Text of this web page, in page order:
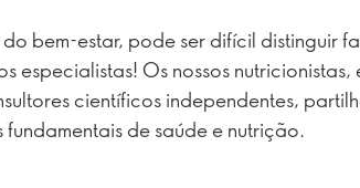
bem-estar, pode ser difícil distinguir
especialistas! Os nossos nutricionistas,
científicos independentes,
fundamentais de saúde e nutrição.